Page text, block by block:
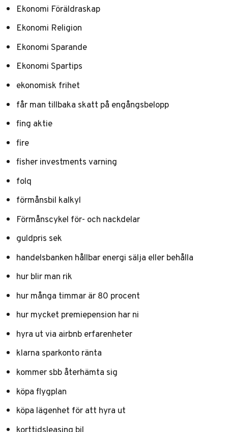
Ekonomi Föräldraskap
Ekonomi Religion
Ekonomi Sparande
Ekonomi Spartips
ekonomisk frihet
får man tillbaka skatt på engångsbelopp
fing aktie
fire
fisher investments varning
folq
förmånsbil kalkyl
Förmånscykel för- och nackdelar
guldpris sek
handelsbanken hållbar energi sälja eller behålla
hur blir man rik
hur många timmar är 80 procent
hur mycket premiepension har ni
hyra ut via airbnb erfarenheter
klarna sparkonto ränta
kommer sbb återhämta sig
köpa flygplan
köpa lägenhet för att hyra ut
korttidsleasing bil